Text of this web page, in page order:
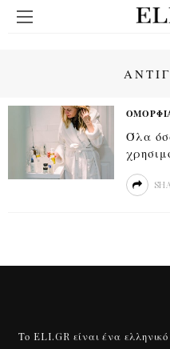
Όλα
Το ELI.GR είναι ένα